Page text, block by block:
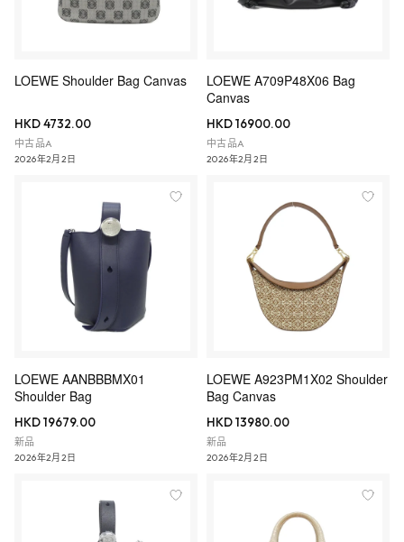
LOEWE Shoulder Bag Canvas
HKD 4732.00
中古品A
2026年2月2日
LOEWE A709P48X06 Bag
Canvas
HKD 16900.00
中古品A
2026年2月2日
LOEWE AANBBBMX01
Shoulder Bag
HKD 19679.00
新品
2026年2月2日
LOEWE A923PM1X02 Shoulder
Bag Canvas
HKD 13980.00
新品
2026年2月2日